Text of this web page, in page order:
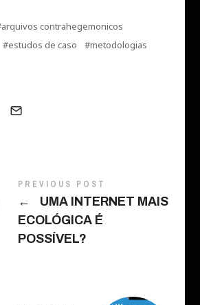
arquivos contrahegemonicos
estudos de caso metodologias
PREVIOUS POST
←
UMA INTERNET MAIS
ECOLÓGICA É
POSSÍVEL?